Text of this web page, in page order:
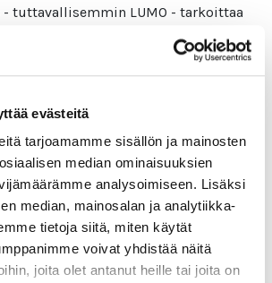
evästeitä
tarjoamamme sisällön ja mainosten
median ominaisuuksien
analysoimiseen. Lisäksi
median, mainosalan ja analytiikka-
tietoja siitä, miten käytät
voivat yhdistää näitä
joita olet antanut heille tai joita on
tuttavallisemmin LUMO - tarkoittaa
muodoissa.
edistäminen (1
vastuulliseksi ammattilaiseksi!